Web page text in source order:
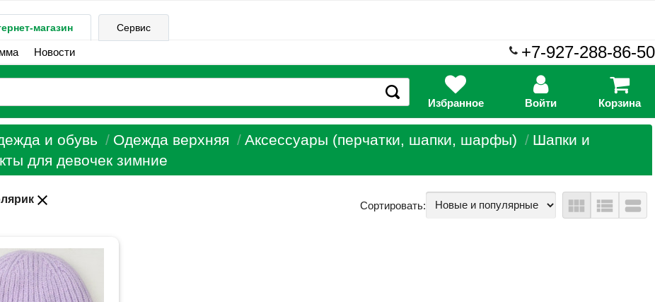
магазин Сервис
Новости +7-927-288-86-50
Избранное Войти Корзина
и обувь Одежда верхняя Аксессуары (перчатки, шапки, шарфы)
Шапки и
для девочек зимние
close Сортировать: view_module view_list view_stream